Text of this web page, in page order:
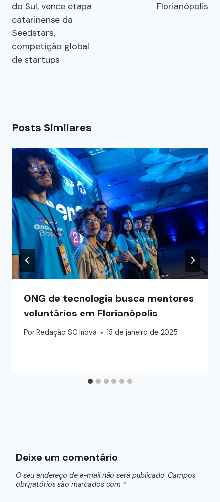
do Sul, vence etapa
catarinense da
Seedstars,
competição global
de startups
Florianópolis
Posts Similares
ONG de tecnologia busca mentores
voluntários em Florianópolis
PorRedação SC Inova 15 de janeiro de 2025
Deixe um comentário
O seu endereço de e-mail não será publicado. Campos
obrigatórios são marcados com *